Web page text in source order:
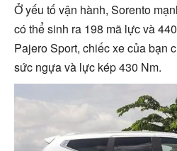
Ở yếu tố vận hành, Sorento
có thể sinh ra 198 mã lực và
Pajero Sport, chiếc xe của bạn
sức ngựa và lực kép 430 Nm.